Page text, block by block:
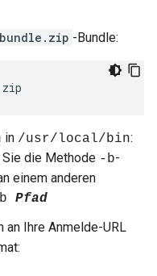
-Bundle:
in /usr/local/bin:
Sie die Methode -b-
einem anderen
Pfad
an Ihre Anmelde-URL